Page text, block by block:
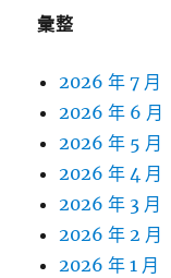
彙整
2026 年 7 月
2026 年 6 月
2026 年 5 月
2026 年 4 月
2026 年 3 月
2026 年 2 月
2026 年 1 月